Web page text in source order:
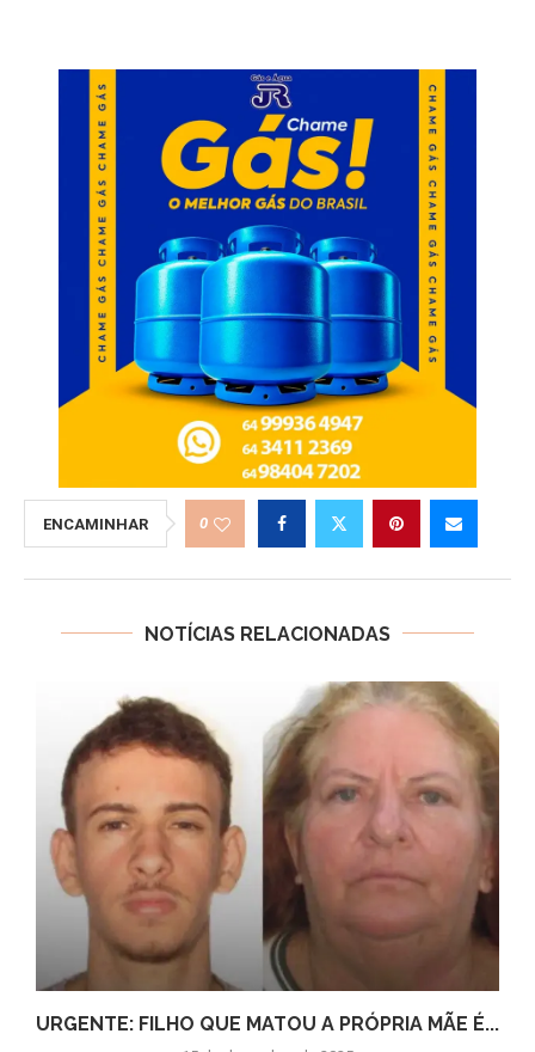
ENCAMINHAR 0
NOTÍCIAS RELACIONADAS
URGENTE: FILHO QUE MATOU A PRÓPRIA MÃE É...